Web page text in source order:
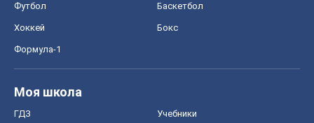
Футбол Баскетбол
Хоккей Бокс
Формула-1
Моя школа
ГДЗ Учебники